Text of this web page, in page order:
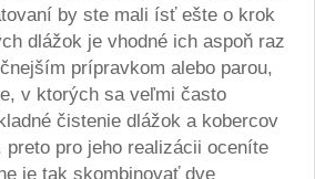
by ste mali ísť ešte o krok
dlážok je vhodné ich aspoň raz
prípravkom alebo parou,
v ktorých sa veľmi často
čistenie dlážok a kobercov
pro jeho realizácii oceníte
je tak skombinovať dve